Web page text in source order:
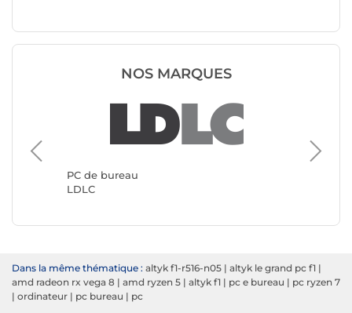
NOS MARQUES
PC de bureau
LDLC
PC de
Dans la même thématique : altyk f1-r516-n05 | altyk le grand pc f1 |
amd radeon rx vega 8 | amd ryzen 5 | altyk f1 | pc e bureau | pc ryzen 7
| ordinateur | pc bureau | pc